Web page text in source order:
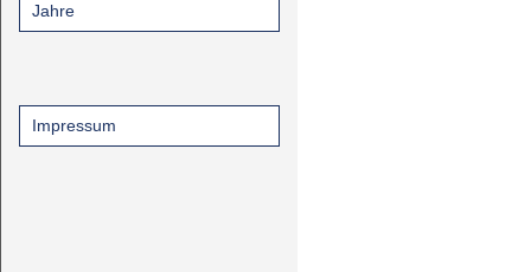
Jahre
Impressum